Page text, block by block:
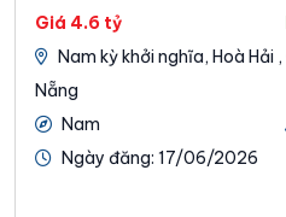
Giá 4.6 tỷ
Nam kỳ khởi nghĩa, Hoà Hải
Nẵng
Nam
Ngày đăng: 17/06/2026